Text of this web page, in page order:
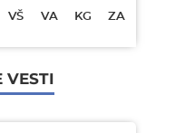
VŠ VA KG ZA
VESTI